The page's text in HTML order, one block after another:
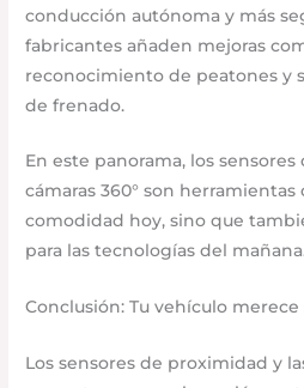
conducción autónoma y más
fabricantes añaden mejoras
reconocimiento de peatones y
de frenado.
En este panorama, los
cámaras 360° son
comodidad hoy, sino que
para las tecnologías del
Conclusión: Tu vehículo
Los sensores de proximidad y